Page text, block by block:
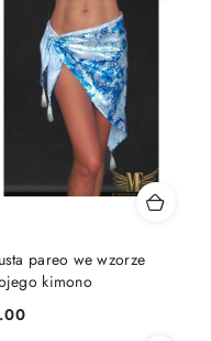
pareo we wzorze
kimono